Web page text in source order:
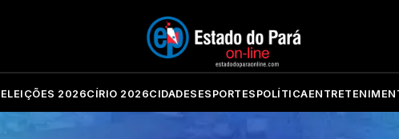
ELEIÇÕES 2026CÍRIO 2026CIDADES ESPORTES POLÍTICA